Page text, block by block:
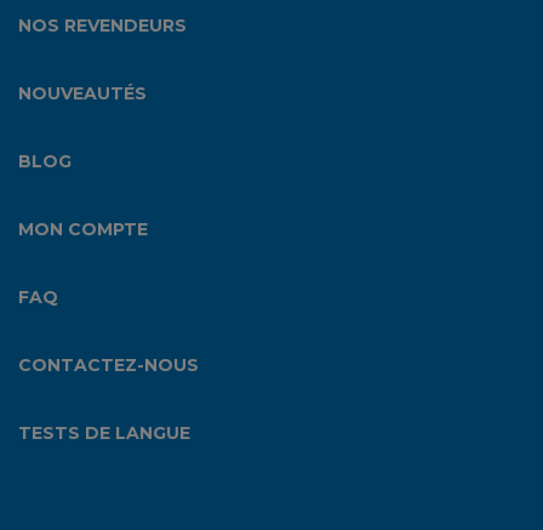
NOS REVENDEURS
NOUVEAUTÉS
BLOG
MON COMPTE
FAQ
CONTACTEZ-NOUS
TESTS DE LANGUE